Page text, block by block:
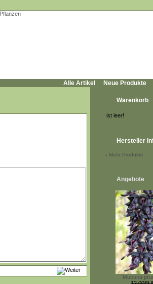
Alle Artikel Neue Produkte
Warenkorb
ist leer!
Hersteller
- Mehr Produkte
Angebote
Mucuna